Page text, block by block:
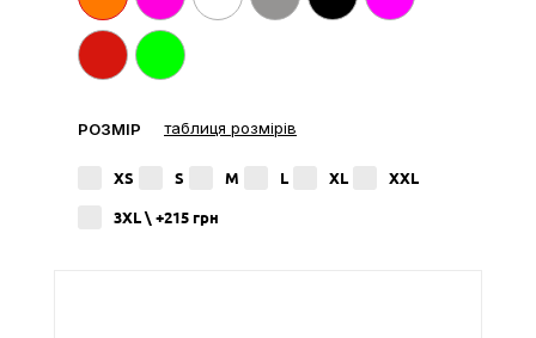
РОЗМІР таблиця розмірів
XS S M L XL XXL
3XL \ +215 грн